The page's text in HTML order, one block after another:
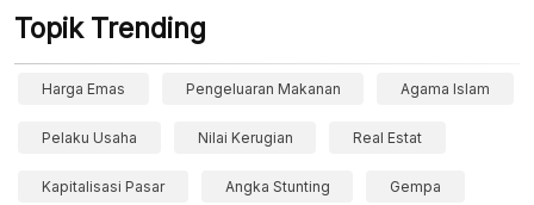
Topik Trending
Harga Emas Pengeluaran Makanan Agama Islam
Pelaku Usaha Nilai Kerugian Real Estat
Kapitalisasi Pasar Angka Stunting Gempa